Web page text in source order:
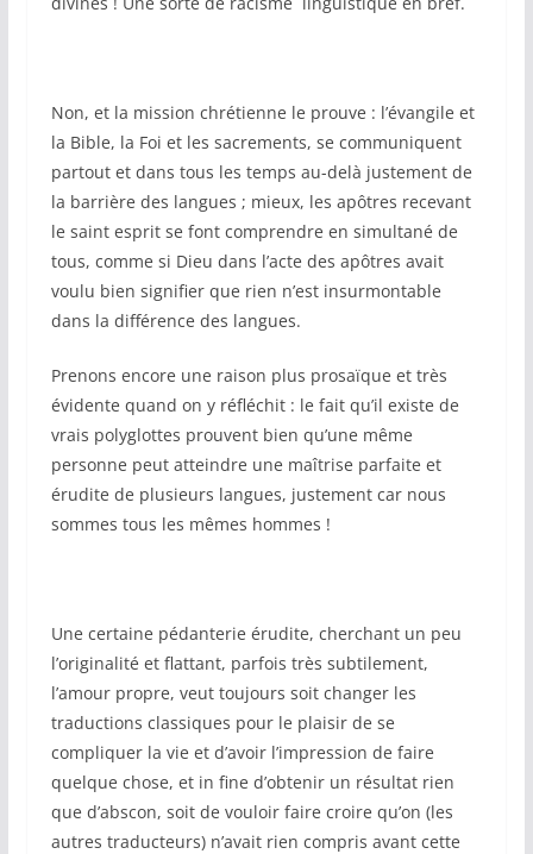
Non, et la mission chrétienne le prouve : l’évangile et
la Bible, la Foi et les sacrements, se communiquent
partout et dans tous les temps au-delà justement de
la barrière des langues ; mieux, les apôtres recevant
le saint esprit se font comprendre en simultané de
tous, comme si Dieu dans l’acte des apôtres avait
voulu bien signifier que rien n’est insurmontable
dans la différence des langues.
Prenons encore une raison plus prosaïque et très
évidente quand on y réfléchit : le fait qu’il existe de
vrais polyglottes prouvent bien qu’une même
personne peut atteindre une maîtrise parfaite et
érudite de plusieurs langues, justement car nous
sommes tous les mêmes hommes !
Une certaine pédanterie érudite, cherchant un peu
l’originalité et flattant, parfois très subtilement,
l’amour propre, veut toujours soit changer les
traductions classiques pour le plaisir de se
compliquer la vie et d’avoir l’impression de faire
quelque chose, et in fine d’obtenir un résultat rien
que d’abscon, soit de vouloir faire croire qu’on (les
autres traducteurs) n’avait rien compris avant cette